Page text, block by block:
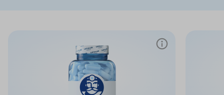
potrebám. Vstúpte
snúbia s dizajnom a